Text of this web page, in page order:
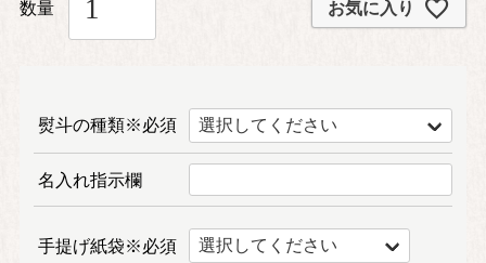
お気に入り
熨斗の種類※必須
名入れ指示欄
手提げ紙袋※必須